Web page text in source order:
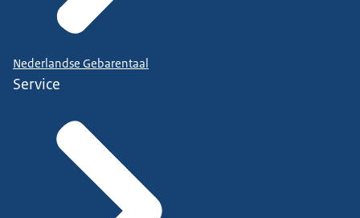
Nederlandse Gebarentaal
Service